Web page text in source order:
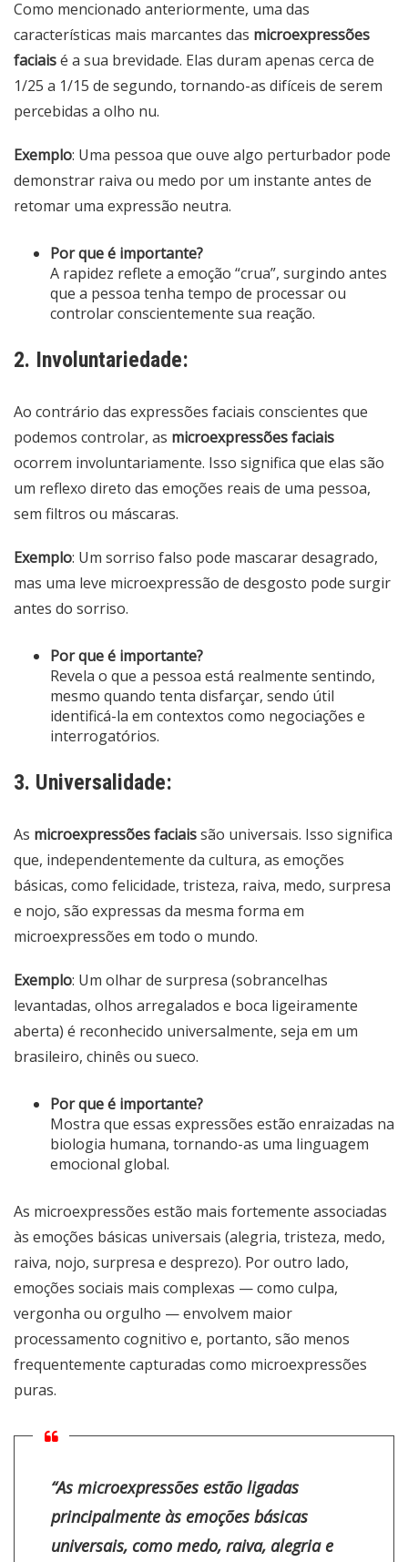
Como mencionado anteriormente, uma das
características mais marcantes das microexpressões
faciaisé a sua brevidade. Elas duram apenas cerca de
1/25 a 1/15 de segundo, tornando-as difíceis de serem
percebidas a olho nu.
Exemplo: Uma pessoa que ouve algo perturbador pode
demonstrar raiva ou medo por um instante antes de
retomar uma expressão neutra.
Por que é importante?
A rapidez reflete a emoção “crua”, surgindo antes
que a pessoa tenha tempo de processar ou
controlar conscientemente sua reação.
2. Involuntariedade:
Ao contrário das expressões faciais conscientes que
podemos controlar, as microexpressões faciais
ocorrem involuntariamente. Isso significa que elas são
um reflexo direto das emoções reais de uma pessoa,
sem filtros ou máscaras.
Exemplo: Um sorriso falso pode mascarar desagrado,
mas uma leve microexpressão de desgosto pode surgir
antes do sorriso.
Por que é importante?
Revela o que a pessoa está realmente sentindo,
mesmo quando tenta disfarçar, sendo útil
identificá-la em contextos como negociações e
interrogatórios.
3. Universalidade:
As microexpressões faciaissão universais. Isso significa
que, independentemente da cultura, as emoções
básicas, como felicidade, tristeza, raiva, medo, surpresa
e nojo, são expressas da mesma forma em
microexpressões em todo o mundo.
Exemplo: Um olhar de surpresa (sobrancelhas
levantadas, olhos arregalados e boca ligeiramente
aberta) é reconhecido universalmente, seja em um
brasileiro, chinês ou sueco.
Por que é importante?
Mostra que essas expressões estão enraizadas na
biologia humana, tornando-as uma linguagem
emocional global.
As microexpressões estão mais fortemente associadas
às emoções básicas universais (alegria, tristeza, medo,
raiva, nojo, surpresa e desprezo). Por outro lado,
emoções sociais mais complexas — como culpa,
vergonha ou orgulho — envolvem maior
processamento cognitivo e, portanto, são menos
frequentemente capturadas como microexpressões
puras.
“As microexpressões estão ligadas
principalmente às emoções básicas
universais, como medo, raiva, alegria e